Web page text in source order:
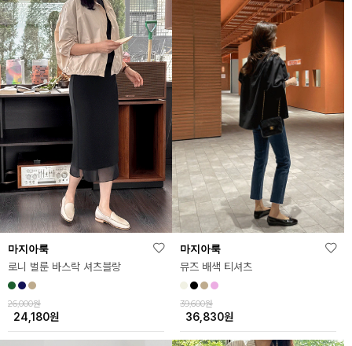
마지아룩
로니 벌룬 바스락 셔츠블랑
26,000원
24,180원
마지아룩
뮤즈 배색 티셔츠
39,600원
36,830원